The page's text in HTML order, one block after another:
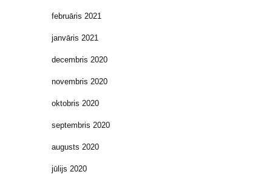
februāris 2021
janvāris 2021
decembris 2020
novembris 2020
oktobris 2020
septembris 2020
augusts 2020
jūlijs 2020